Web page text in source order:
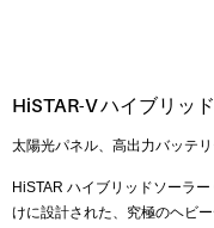
HiSTAR-V ハイブリッ
太陽光パネル、高出力バッテ
HiSTAR ハイブリッドソーラ
けに設計された、究極のヘビ